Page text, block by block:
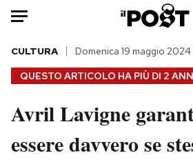
Auto
HOME
Italia
Politica
QUESTO ARTICOLO HA PIÙ DI 2
CULTURA Domenica 19 maggio 2024
Avril Lavigne
essere davvero se